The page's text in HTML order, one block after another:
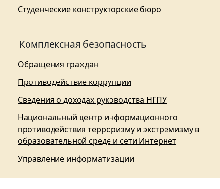
Студенческие конструкторские бюро
Комплексная безопасность
Обращения граждан
Противодействие коррупции
Сведения о доходах руководства НГПУ
Национальный центр информационного
противодействия терроризму и экстремизму в
образовательной среде и сети Интернет
Управление информатизации